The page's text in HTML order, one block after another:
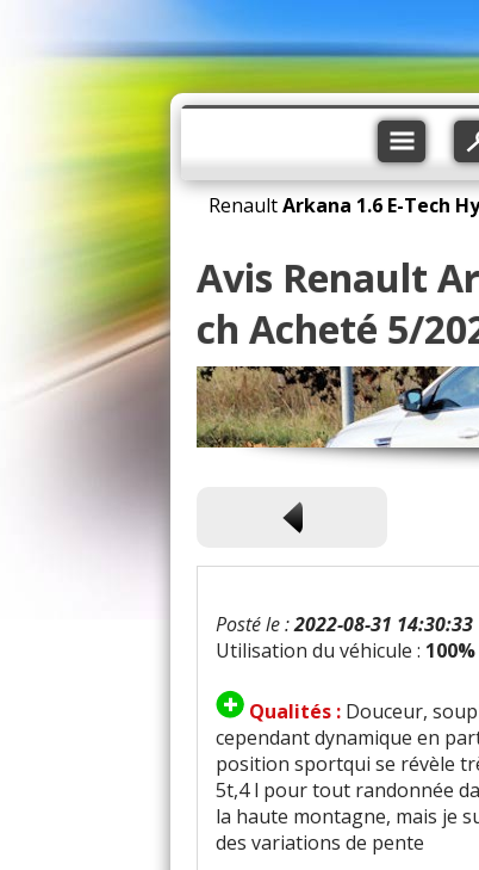
RenaultArkana 1.6 E-Tech
Avis Renault
ch Acheté 5/
Posté le :2022-08-31 14:30:33
Utilisation du véhicule :
Qualités : Douceur,
cependant dynamique en
position sportqui se révèle
5t,4 l pour tout randonnée
la haute montagne, mais je
des variations de pente